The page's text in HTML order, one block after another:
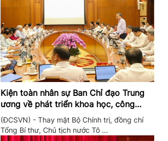
Kiện toàn nhân sự Ban Chỉ đạo Trung
ương về phát triển khoa học, công
nghệ, đổi mới sáng tạo và chuyển đổi
số
(ĐCSVN) - Thay mặt Bộ Chính trị, đồng chí
Tổng Bí thư, Chủ tịch nước Tô ...